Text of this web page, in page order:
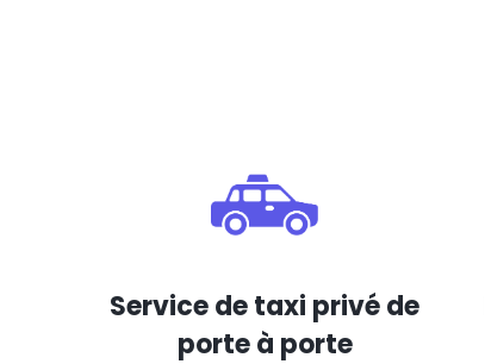
Service de taxi privé de
porte à porte